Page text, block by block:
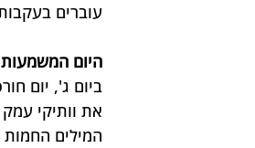
עוברים
היום
ביום ג', יום
את וותיקי
המילים החמות